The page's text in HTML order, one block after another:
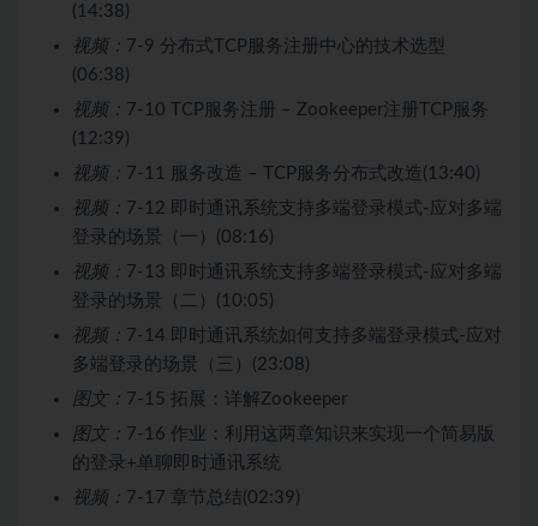
(14:38)
视频： 7-9 分布式TCP服务注册中心的技术选型
(06:38)
视频： 7-10 TCP服务注册 – Zookeeper注册TCP服务
(12:39)
视频： 7-11 服务改造 – TCP服务分布式改造(13:40)
视频： 7-12 即时通讯系统支持多端登录模式-应对多端
登录的场景（一）(08:16)
视频： 7-13 即时通讯系统支持多端登录模式-应对多端
登录的场景（二）(10:05)
视频： 7-14 即时通讯系统如何支持多端登录模式-应对
多端登录的场景（三）(23:08)
图文： 7-15 拓展：详解Zookeeper
图文： 7-16 作业：利用这两章知识来实现一个简易版
的登录+单聊即时通讯系统
视频： 7-17 章节总结(02:39)